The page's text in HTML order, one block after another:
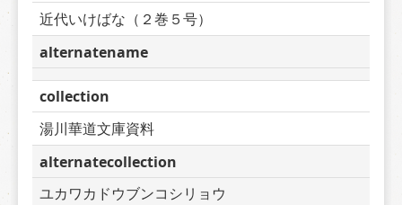
近代いけばな（２巻５号）
alternatename
collection
湯川華道文庫資料
alternatecollection
ユカワカドウブンコシリョウ